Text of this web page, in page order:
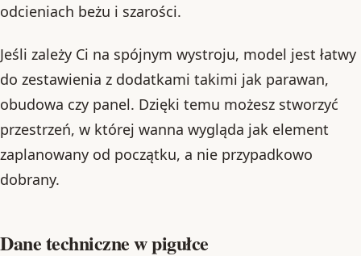
odcieniach beżu i szarości.
Jeśli zależy Ci na spójnym wystroju, model jest łatwy
do zestawienia z dodatkami takimi jak parawan,
obudowa czy panel. Dzięki temu możesz stworzyć
przestrzeń, w której wanna wygląda jak element
zaplanowany od początku, a nie przypadkowo
dobrany.
Dane techniczne w pigułce